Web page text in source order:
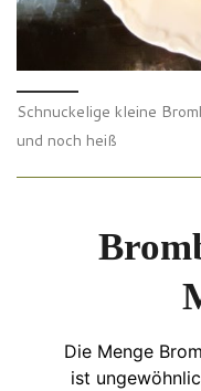
Schnuckelige kleine
und noch heiß
Die Menge
ist